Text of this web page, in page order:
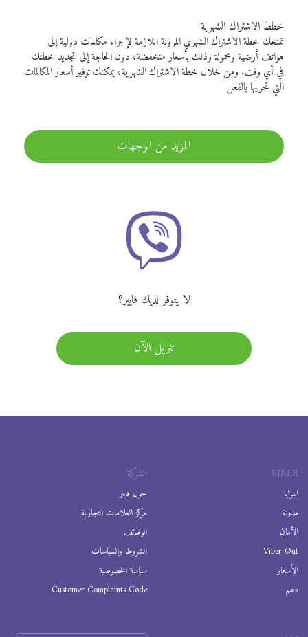
خطط الاشتراك الشهرية
تمنحك خطة الاشتراك الشهري المرونة اللازمة لإجراء مكالمات دولية إلى
هواتف أرضية ومحمولة وذلك بأسعار منخفضة، دون الحاجة إلى تجديد خطتك
في أي وقت. ومن خلال خطة الاشتراك الشهرية، يمكنك توفير أسعار المكالمات
التي تجريها بالفعل
المزيد من الوجهات
لا يتوفر لديك فايبر؟
تنزيل الآن
VIBER
المزايا
مدونة
الأمان
Viber Out
الأسعار
دعم
الشركة
حول فايبر
مركز العلامات التجارية
الوظائف
الشروط والسياسات
سياسة الخصوصية
Customer Complaints Code